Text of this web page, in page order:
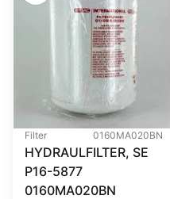
Filter 0160MA020BN
HYDRAULFILTER, SE
P16-5877
0160MA020BN